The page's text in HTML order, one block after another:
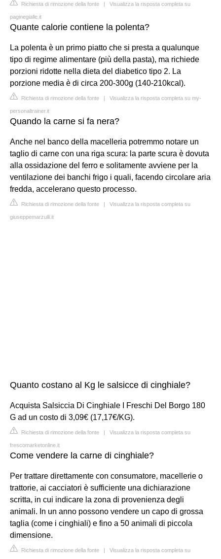
Richiesta di rimozione della fonte | Visualizza la risposta completa su
paginegialle.it
Quante calorie contiene la polenta?
La polenta è un primo piatto che si presta a qualunque
tipo di regime alimentare (più della pasta), ma richiede
porzioni ridotte nella dieta del diabetico tipo 2. La
porzione media è di circa 200-300g (140-210kcal).
Richiesta di rimozione della fonte | Visualizza la risposta completa su my-
personaltrainer.it
Quando la carne si fa nera?
Anche nel banco della macelleria potremmo notare un
taglio di carne con una riga scura: la parte scura è dovuta
alla ossidazione del ferro e solitamente avviene per la
ventilazione dei banchi frigo i quali, facendo circolare aria
fredda, accelerano questo processo.
Richiesta di rimozione della fonte | Visualizza la risposta completa su
giuseppemarzulli.it
Quanto costano al Kg le salsicce di cinghiale?
Acquista Salsiccia Di Cinghiale I Freschi Del Borgo 180
G ad un costo di 3,09€ (17,17€/KG).
Richiesta di rimozione della fonte | Visualizza la risposta completa su
frescomarketonline.it
Come vendere la carne di cinghiale?
Per trattare direttamente con consumatore, macellerie o
trattorie, ai cacciatori è sufficiente una dichiarazione
scritta, in cui indicare la zona di provenienza degli
animali. In un anno possono vendere un capo di grossa
taglia (come i cinghiali) e fino a 50 animali di piccola
dimensione.
Richiesta di rimozione della fonte | Visualizza la risposta completa su